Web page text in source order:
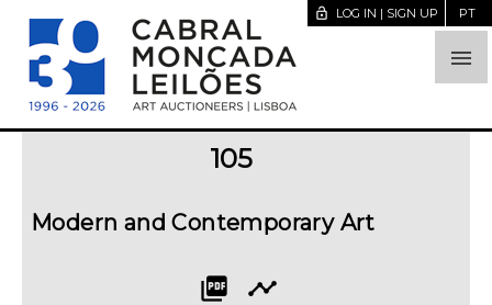

lock_open LOG IN | SIGN UP PT
105
Modern and Contemporary Art
picture_as_pdf
timeline